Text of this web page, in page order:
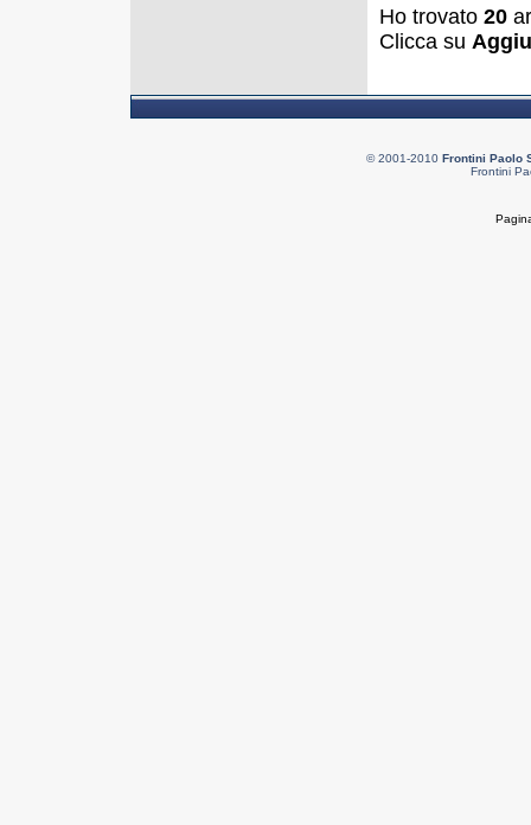
Ho trovato 20
Clicca su
© 2001-2010 Frontini Paolo
Frontini